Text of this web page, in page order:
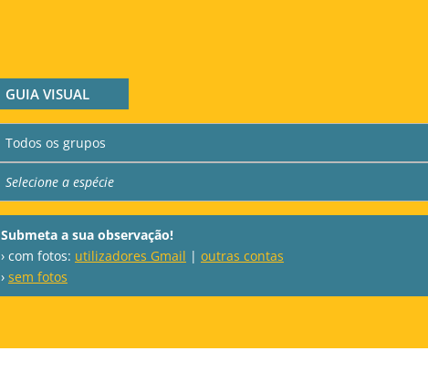
GUIA VISUAL
Submeta a sua observação!
› com fotos: utilizadores Gmail | outras contas
› sem fotos